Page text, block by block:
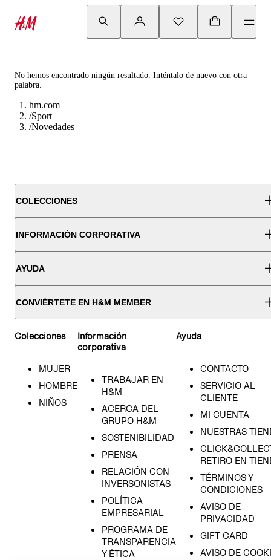
No hemos encontrado ningún resultado. Inténtalo de nuevo con otra
palabra.
hm.com
/Sport
/Novedades
COLECCIONES
INFORMACIÓN CORPORATIVA
AYUDA
CONVIÉRTETE EN H&M MEMBER
Colecciones
MUJER
HOMBRE
NIÑOS
Información
corporativa
TRABAJAR EN
H&M
ACERCA DEL
GRUPO H&M
SOSTENIBILIDAD
PRENSA
RELACIÓN CON
INVERSONISTAS
POLÍTICA
EMPRESARIAL
PROGRAMA DE
TRANSPARENCIA
Y ÉTICA
Ayuda
CONTACTO
SERVICIO AL
CLIENTE
MI CUENTA
NUESTRAS
RETIRO EN
TÉRMINOS Y
CONDICIONES
AVISO DE
PRIVACIDAD
GIFT CARD
AVISO DE